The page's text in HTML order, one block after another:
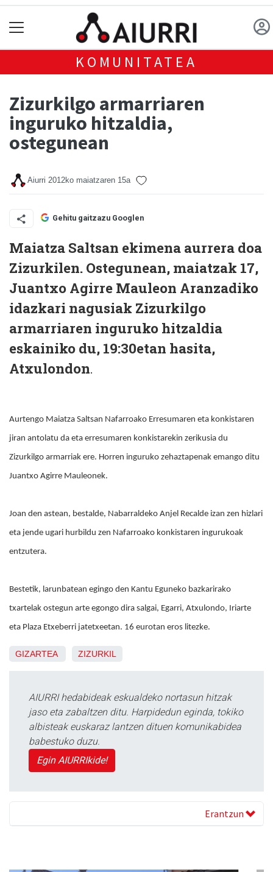
KOMUNITATEA
Zizurkilgo armarriaren
inguruko hitzaldia,
ostegunean
Aiurri 2012ko maiatzaren 15a
Gehitu gaitzazu Googlen
Maiatza Saltsan ekimena aurrera doa
Zizurkilen. Ostegunean, maiatzak 17,
Juantxo Agirre Mauleon Aranzadiko
idazkari nagusiak Zizurkilgo
armarriaren inguruko hitzaldia
eskainiko du, 19:30etan hasita,
Atxulondon.
Aurtengo Maiatza Saltsan Nafarroako Erresumaren eta konkistaren
jiran antolatu da eta erresumaren konkistarekin zerikusia du
Zizurkilgo armarriak ere. Horren inguruko zehaztapenak emango ditu
Juantxo Agirre Mauleonek.
Joan den astean, bestalde, Nabarraldeko Anjel Recalde izan zen hizlari
eta jende ugari hurbildu zen Nafarroako konkistaren ingurukoak
entzutera.
Bestetik, larunbatean egingo den Kantu Eguneko bazkarirako
txartelak ostegun arte egongo dira salgai, Egarri, Atxulondo, Iriarte
eta Plaza Etxeberri jatetxeetan. 16 eurotan eros litezke.
GIZARTEA ZIZURKIL
AIURRI hedabideak eskualdeko nortasun hitzak
jaso eta zabaltzen ditu. Harpidedun eginda, tokiko
albisteak euskaraz lantzen dituen komunikabidea
babestuko duzu.
Egin AIURRIkide!
Erantzun